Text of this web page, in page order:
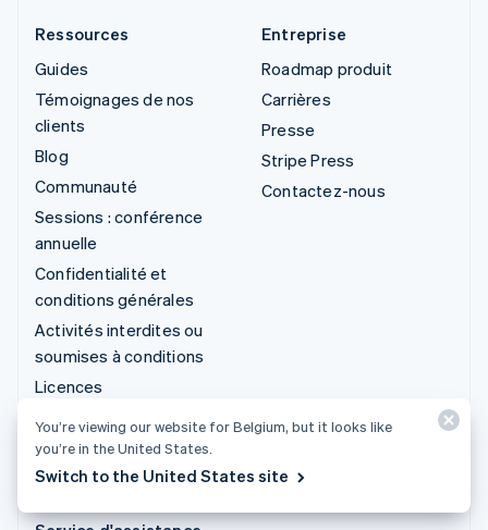
Ressources
Guides
Témoignages de nos
clients
Blog
Communauté
Sessions : conférence
annuelle
Confidentialité et
conditions générales
Activités interdites ou
soumises à conditions
Licences
Paramètres des cookies
Plus de ressources
Entreprise
Roadmap produit
Carrières
Presse
Stripe Press
Contactez-nous
You’re viewing our website for Belgium, but it looks like
you’re in the United States.
Switch to the United States site